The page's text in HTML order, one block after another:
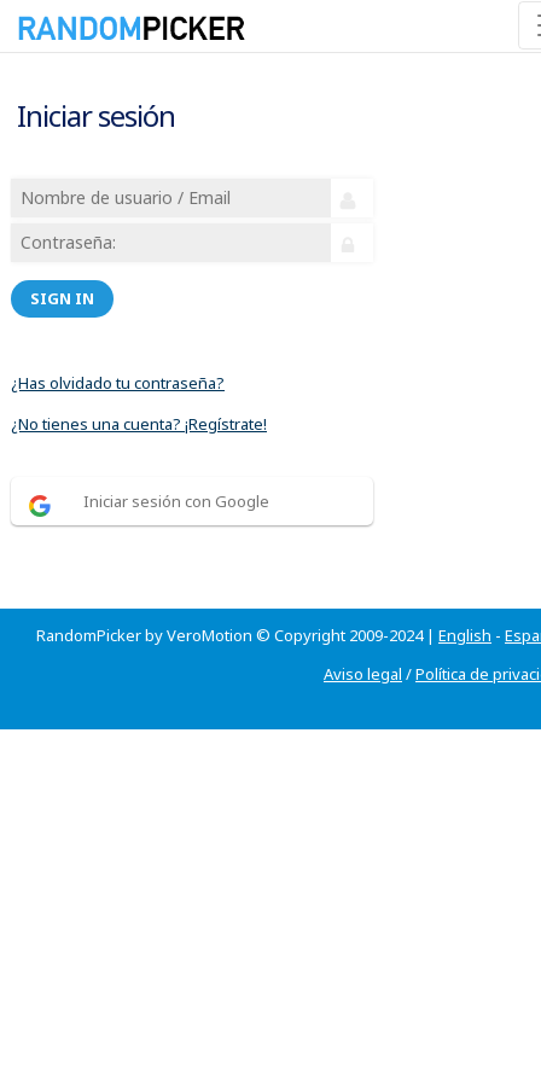
Iniciar sesión
SIGN IN
¿Has olvidado tu contraseña?
¿No tienes una cuenta? ¡Regístrate!
Iniciar sesión con Google
RandomPicker by VeroMotion © Copyright 2009-2024 | English -
Aviso legal /Política de